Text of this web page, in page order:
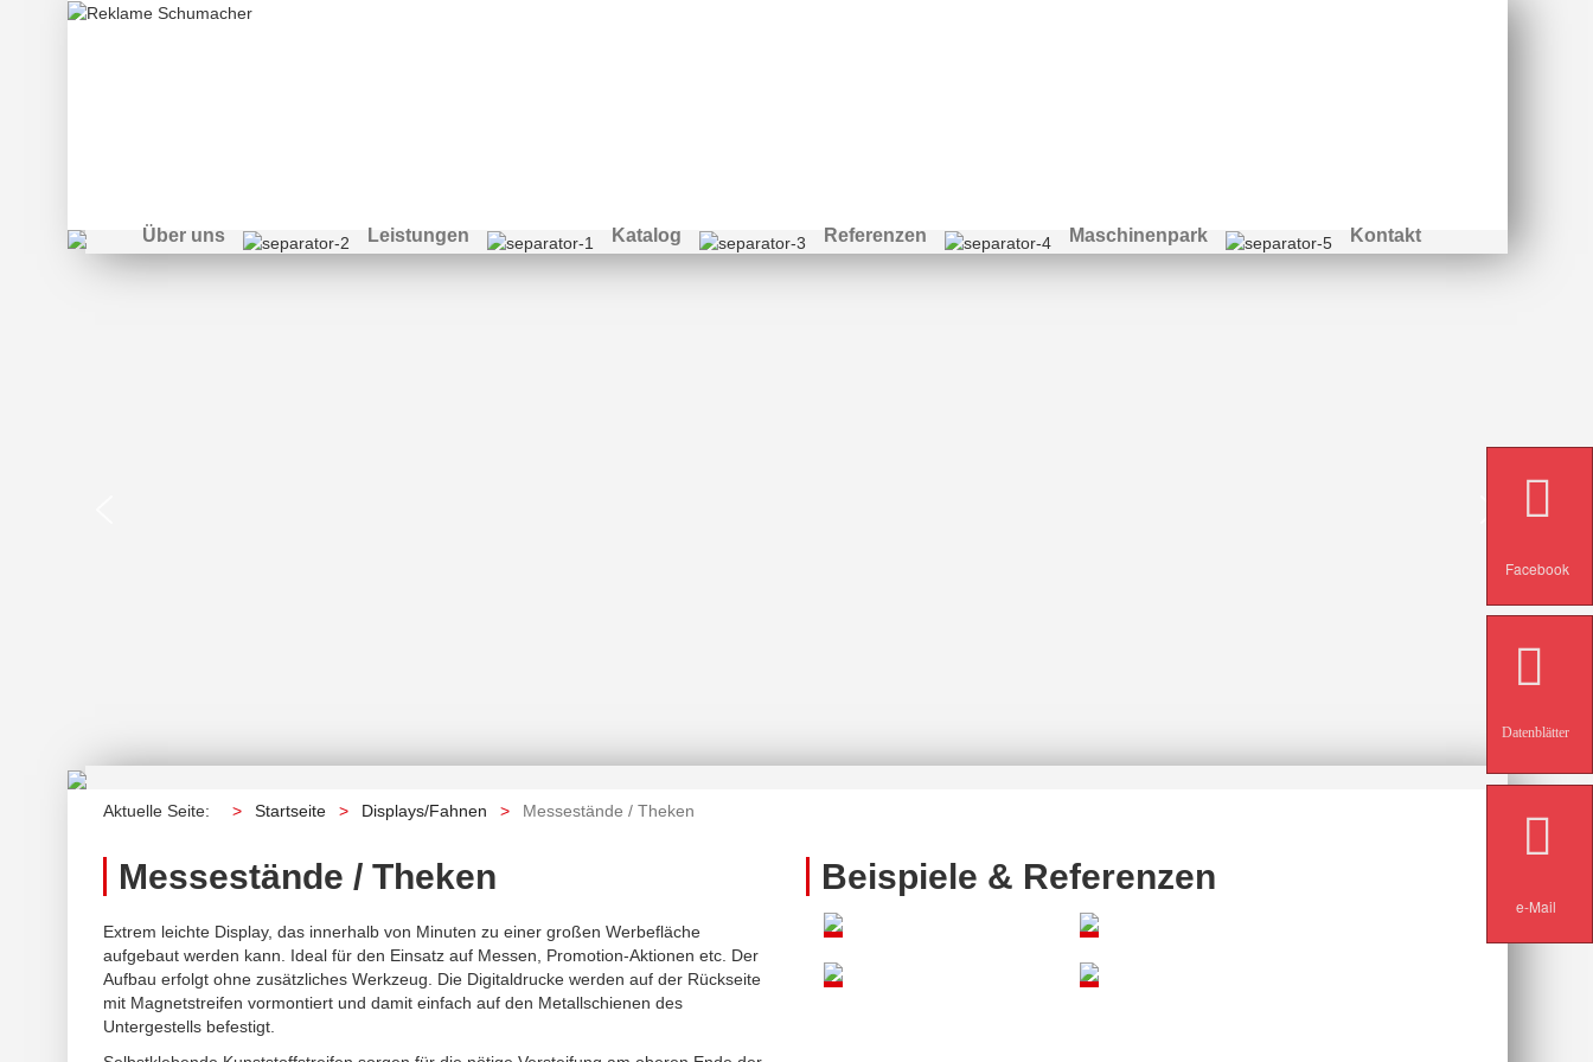
Über uns Leistungen Katalog Referenzen Maschinenpark Kontakt
Aktuelle Seite: Startseite Displays/Fahnen Messestände / Theken
Messestände / Theken
Extrem leichte Display, das innerhalb von Minuten zu einer großen Werbefläche
aufgebaut werden kann. Ideal für den Einsatz auf Messen, Promotion-Aktionen etc. Der
Aufbau erfolgt ohne zusätzliches Werkzeug. Die Digitaldrucke werden auf der Rückseite
mit Magnetstreifen vormontiert und damit einfach auf den Metallschienen des
Untergestells befestigt.
Beispiele & Referenzen
Facebook
Datenblätter
e-Mail